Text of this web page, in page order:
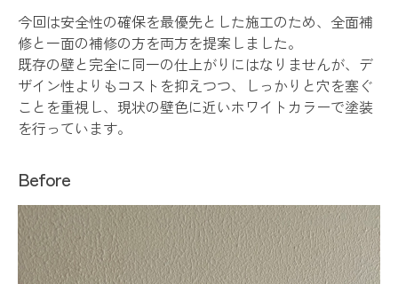
今回は安全性の確保を最優先とした施工のため、全面補
修と一面の補修の方を両方を提案しました。
既存の壁と完全に同一の仕上がりにはなりませんが、デ
ザイン性よりもコストを抑えつつ、しっかりと穴を塞ぐ
ことを重視し、現状の壁色に近いホワイトカラーで塗装
を行っています。
Before